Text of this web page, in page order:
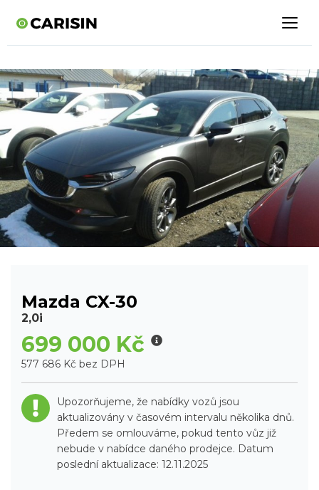
Mazda CX-30
2,0i
699 000 Kč
577 686 Kč bez DPH
Upozorňujeme, že nabídky vozů jsou
aktualizovány v časovém intervalu několika dnů.
Předem se omlouváme, pokud tento vůz již
nebude v nabídce daného prodejce. Datum
poslední aktualizace: 12.11.2025